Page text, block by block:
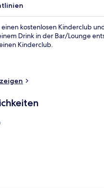
kostenlosen Kinderclub
Drink in der Bar/Lounge
Kinderclub.